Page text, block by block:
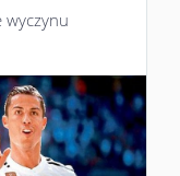
wyczynu